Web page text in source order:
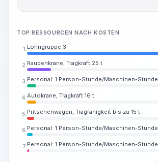
TOP RESSOURCEN NACH KOSTEN
1. Lohngruppe 3
2. Raupenkrane, Tragkraft 25 t
3. Personal: 1 Person-Stunde/Maschinen-Stunde
4. Autokrane, Tragkraft 16 t
5. Pritschenwagen, Tragfähigkeit bis zu 15 t
6. Personal: 1 Person-Stunde/Maschinen-Stunde
7. Personal: 1 Person-Stunde/Maschinen-Stunde